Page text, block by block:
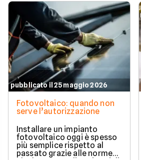
pubblicato il 25 maggio 2026
Fotovoltaico: quando non
serve l’autorizzazione
Installare un impianto
fotovoltaico oggi è spesso
più semplice rispetto al
passato grazie alle norme